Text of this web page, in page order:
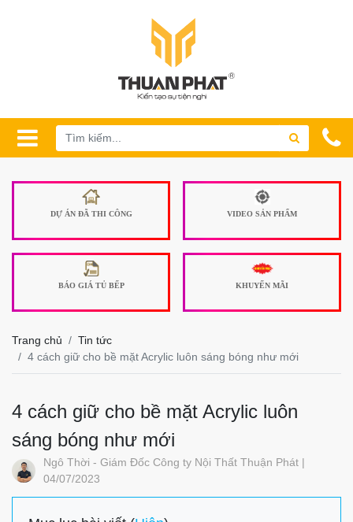
DỰ ÁN ĐÃ THI CÔNG VIDEO SẢN PHẨM
BÁO GIÁ TỦ BẾP KHUYẾN MÃI
Trang chủ
Tin tức
4 cách giữ cho bề mặt Acrylic luôn sáng bóng như mới
4 cách giữ cho bề mặt Acrylic luôn
sáng bóng như mới
Ngô Thời - Giám Đốc Công ty Nội Thất Thuận Phát |
04/07/2023